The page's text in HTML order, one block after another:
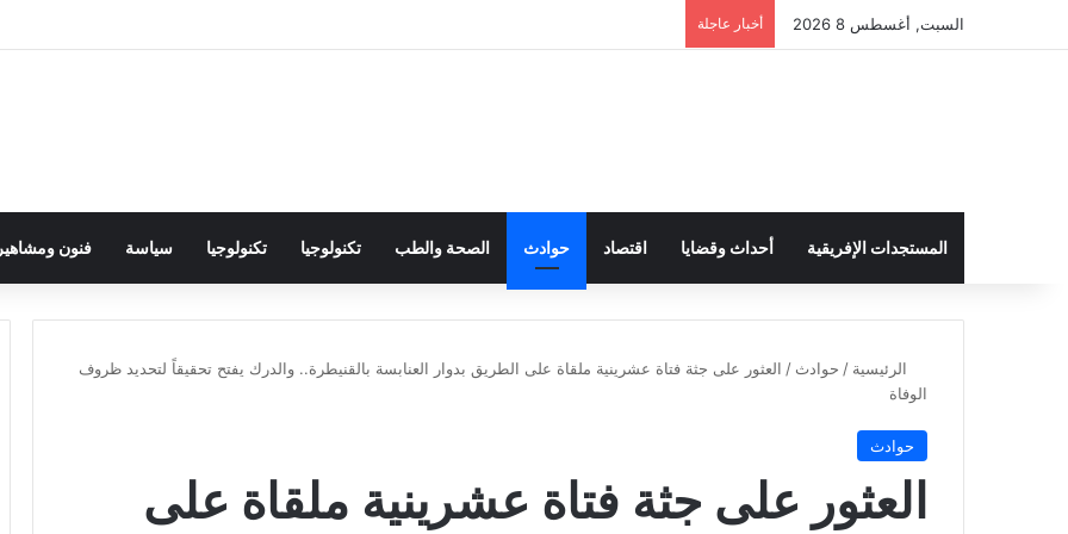
السبت, أغسطس 8 2026 أخبار عاجلة
المستجدات الإفريقية أحداث وقضايا اقتصاد حوادث الصحة والطب تكنولوجيا تكنولوجيا سياسة فنون ومشاهير
الرئيسية / حوادث / العثور على جثة فتاة عشرينية ملقاة على الطريق بدوار العنابسة بالقنيطرة.. والدرك يفتح تحقيقاً لتحديد ظروف
الوفاة
حوادث
العثور على جثة فتاة عشرينية ملقاة على